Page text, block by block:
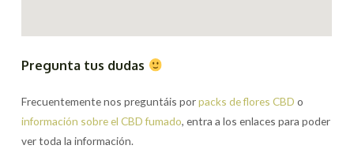
Pregunta tus dudas
Frecuentemente nos preguntáis porpacks de flores CBD o
información sobre el CBD fumado, entra a los enlaces para poder
ver toda la información.